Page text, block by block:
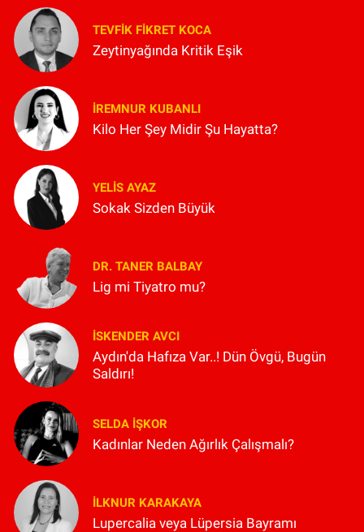
TEVFIK FIKRET KOCA
Zeytinyağında Kritik Eşik
İREMNUR KUBANLI
Kilo Her Şey Midir Şu Hayatta?
YELIS AYAZ
Sokak Sizden Büyük
DR. TANER BALBAY
Lig mi Tiyatro mu?
İSKENDER AVCI
Aydın'da Hafıza Var..! Dün Övgü, Bugün
Saldırı!
SELDA İŞKOR
Kadınlar Neden Ağırlık Çalışmalı?
İLKNUR KARAKAYA
Lupercalia veya Lüpersia Bayramı